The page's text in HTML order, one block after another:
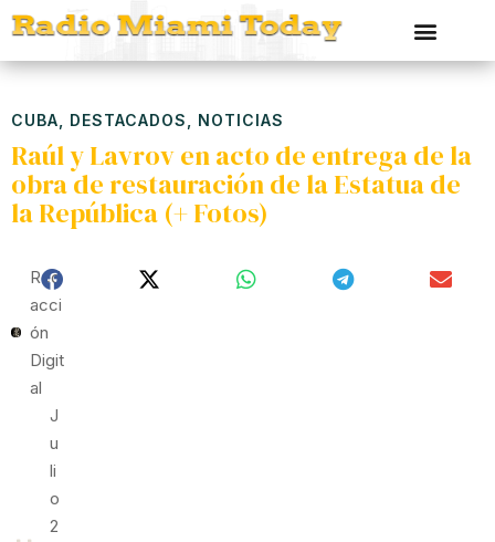
CUBA DESTACADOS NOTICIAS
Raúl y Lavrov en acto de entrega de la
obra de restauración de la Estatua de
la República (+ Fotos)
Red
Acci
Ón
Digit
Al
J
U
Li
O
2